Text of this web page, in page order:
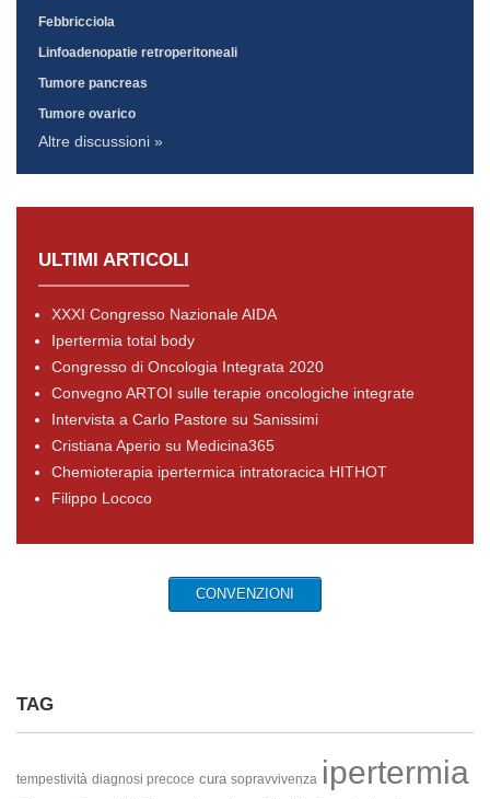
Febbricciola
Linfoadenopatie retroperitoneali
Tumore pancreas
Tumore ovarico
Altre discussioni »
ULTIMI ARTICOLI
XXXI Congresso Nazionale AIDA
Ipertermia total body
Congresso di Oncologia Integrata 2020
Convegno ARTOI sulle terapie oncologiche integrate
Intervista a Carlo Pastore su Sanissimi
Cristiana Aperio su Medicina365
Chemioterapia ipertermica intratoracica HITHOT
Filippo Lococo
CONVENZIONI
TAG
tempestività diagnosi precoce cura sopravvivenza ipertermia